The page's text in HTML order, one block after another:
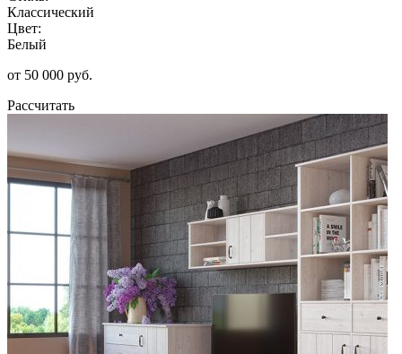
Классический
Цвет:
Белый
от 50 000 руб.
Рассчитать